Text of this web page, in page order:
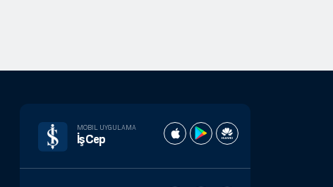
MOBIL UYGULAMA
İşCep